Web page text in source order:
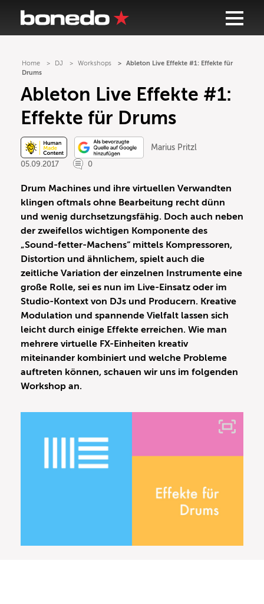
Home DJ Workshops
Ableton Live Effekte #1: Effekte für
Drums
Ableton Live Effekte #1:
Effekte für Drums
Marius Pritzl
05.09.2017
0
Drum Machines und ihre virtuellen Verwandten
klingen oftmals ohne Bearbeitung recht dünn
und wenig durchsetzungsfähig. Doch auch neben
der zweifellos wichtigen Komponente des
„Sound-fetter-Machens“ mittels Kompressoren,
Distortion und ähnlichem, spielt auch die
zeitliche Variation der einzelnen Instrumente eine
große Rolle, sei es nun im Live-Einsatz oder im
Studio-Kontext von DJs und Producern. Kreative
Modulation und spannende Vielfalt lassen sich
leicht durch einige Effekte erreichen. Wie man
mehrere virtuelle FX-Einheiten kreativ
miteinander kombiniert und welche Probleme
auftreten können, schauen wir uns im folgenden
Workshop an.